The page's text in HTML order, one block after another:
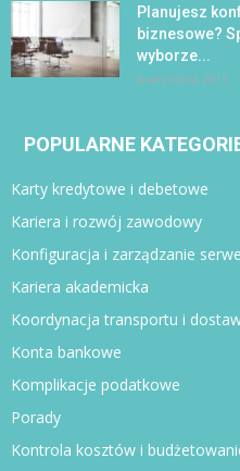
Planujesz
biznesowe?
wyborze...
4 września 2017
POPULARNE
Karty kredytowe i debetowe
Kariera i rozwój zawodowy
Konfiguracja i zarządzanie
Kariera akademicka
Koordynacja transportu i
Konta bankowe
Komplikacje podatkowe
Porady
Kontrola kosztów i